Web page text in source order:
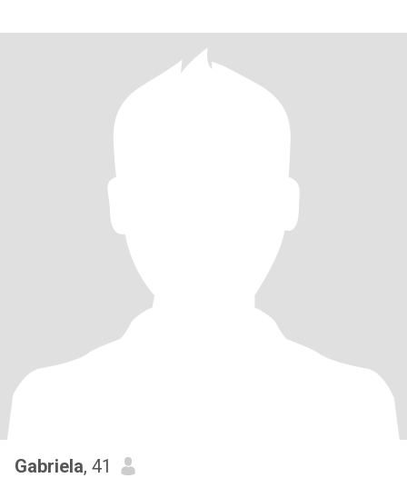
Gabriela, 41